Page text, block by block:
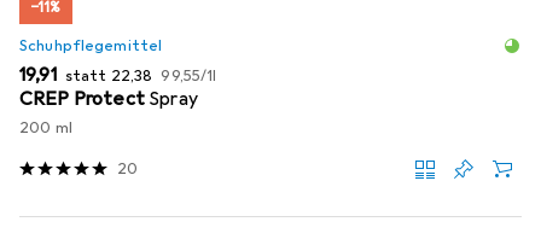
−11%
Schuhpflegemittel
EUR
19,91 statt EUR
22,38 EUR
99,55/1l
CREP Protect Spray
200 ml
20